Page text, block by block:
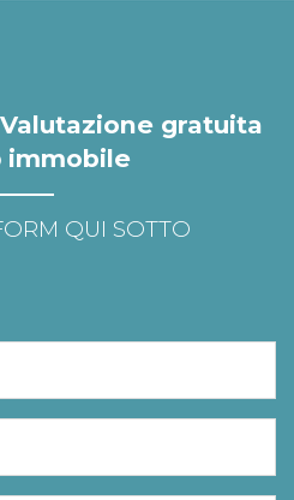
Valutazione gratuita
immobile
QUI SOTTO